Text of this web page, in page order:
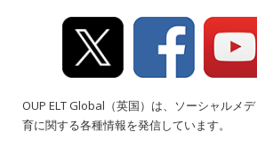
OUP ELT Global（英国）は、ソーシャルメ
育に関する各種情報を発信しています。